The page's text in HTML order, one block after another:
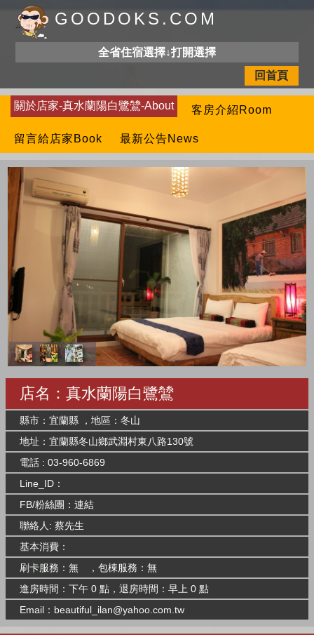
GOODOKS.COM
全省住宿選擇↓打開選擇
回首頁
關於店家-真水蘭陽白鷺鷥-About 客房介紹Room
留言給店家Book 最新公告News
店名：真水蘭陽白鷺鷥
縣市：宜蘭縣 ，地區：冬山
地址：宜蘭縣冬山鄉武淵村東八路130號
電話 : 03-960-6869
Line_ID：
FB/粉絲團： 連結
聯絡人: 蔡先生
基本消費：
刷卡服務：無 ，包棟服務：無
進房時間：下午 0 點，退房時間：早上 0 點
Email： beautiful_ilan@yahoo.com.tw